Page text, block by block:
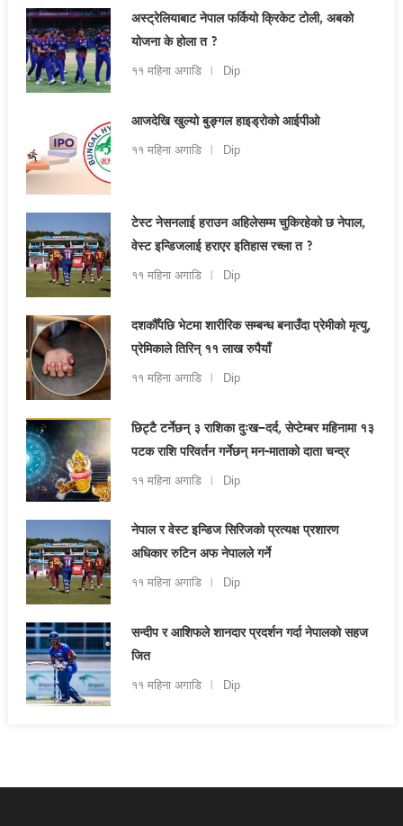
अस्ट्रेलियाबाट नेपाल फर्कियो क्रिकेट टोली, अबको
योजना के होला त ?
११ महिना अगाडि Dip
आजदेखि खुल्यो बुङ्गल हाइड्रोको आईपीओ
११ महिना अगाडि Dip
टेस्ट नेसनलाई हराउन अहिलेसम्म चुकिरहेको छ नेपाल,
वेस्ट इन्डिजलाई हराएर इतिहास रच्ला त ?
११ महिना अगाडि Dip
दशकौँपछि भेटमा शारीरिक सम्बन्ध बनाउँदा प्रेमीको मृत्यु,
प्रेमिकाले तिरिन् ११ लाख रुपैयाँ
११ महिना अगाडि Dip
छिट्टै टर्नेछन् ३ राशिका दुःख–दर्द, सेप्टेम्बर महिनामा १३
पटक राशि परिवर्तन गर्नेछन् मन-माताको दाता चन्द्र
११ महिना अगाडि Dip
नेपाल र वेस्ट इन्डिज सिरिजको प्रत्यक्ष प्रशारण
अधिकार रुटिन अफ नेपालले गर्ने
११ महिना अगाडि Dip
सन्दीप र आशिफले शानदार प्रदर्शन गर्दा नेपालको सहज
जित
११ महिना अगाडि Dip